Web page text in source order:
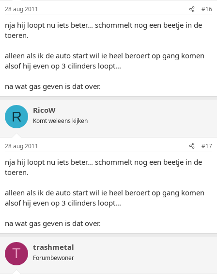
28 aug 2011 #16
nja hij loopt nu iets beter... schommelt nog een beetje in de
toeren.
alleen als ik de auto start wil ie heel beroert op gang komen
alsof hij even op 3 cilinders loopt...
na wat gas geven is dat over.
R RicoW
Komt weleens kijken
28 aug 2011 #17
nja hij loopt nu iets beter... schommelt nog een beetje in de
toeren.
alleen als ik de auto start wil ie heel beroert op gang komen
alsof hij even op 3 cilinders loopt...
na wat gas geven is dat over.
T trashmetal
Forumbewoner